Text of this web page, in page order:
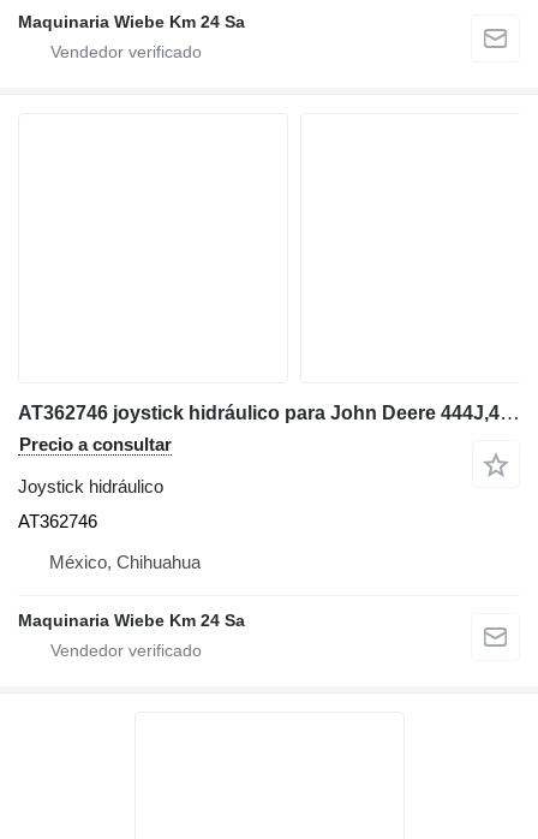
Maquinaria Wiebe Km 24 Sa
AT362746 joystick hidráulico para John Deere 444J,444K,524K,544K.4045,6068 cargadora de ruedas
Precio a consultar
Joystick hidráulico
AT362746
México, Chihuahua
Maquinaria Wiebe Km 24 Sa